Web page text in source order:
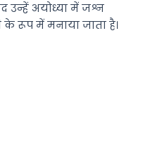
उन्हें अयोध्या में जश्न
के रूप में मनाया जाता है।